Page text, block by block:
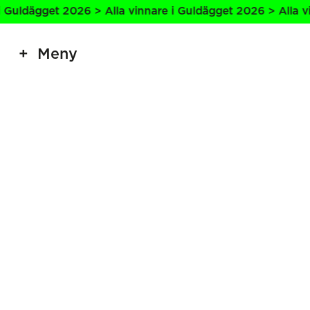
2026 > Alla vinnare i Guldägget 2026 > Alla
Meny